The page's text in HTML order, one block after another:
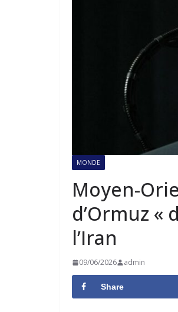
MONDE
Moyen-
d’Ormuz «
l’Iran
09/06/2026 admin
Share